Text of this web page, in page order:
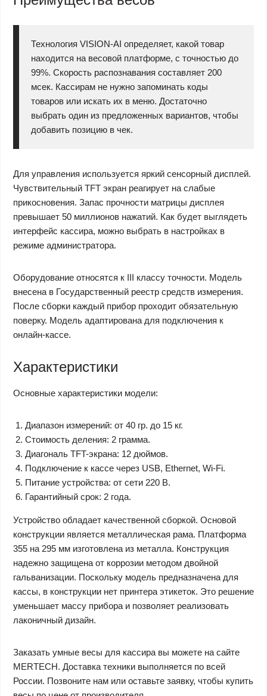
Технология VISION-AI определяет, какой товар
находится на весовой платформе, с точностью до
99%. Скорость распознавания составляет 200
мсек. Кассирам не нужно запоминать коды
товаров или искать их в меню. Достаточно
выбрать один из предложенных вариантов, чтобы
добавить позицию в чек.
Для управления используется яркий сенсорный дисплей.
Чувствительный TFT экран реагирует на слабые
прикосновения. Запас прочности матрицы дисплея
превышает 50 миллионов нажатий. Как будет выглядеть
интерфейс кассира, можно выбрать в настройках в
режиме администратора.
Оборудование относятся к III классу точности. Модель
внесена в Государственный реестр средств измерения.
После сборки каждый прибор проходит обязательную
поверку. Модель адаптирована для подключения к
онлайн-кассе.
Характеристики
Основные характеристики модели:
Диапазон измерений: от 40 гр. до 15 кг.
Стоимость деления: 2 грамма.
Диагональ TFT-экрана: 12 дюймов.
Подключение к кассе через USB, Ethernet, Wi-Fi.
Питание устройства: от сети 220 В.
Гарантийный срок: 2 года.
Устройство обладает качественной сборкой. Основой
конструкции является металлическая рама. Платформа
355 на 295 мм изготовлена из металла. Конструкция
надежно защищена от коррозии методом двойной
гальванизации. Поскольку модель предназначена для
кассы, в конструкции нет принтера этикеток. Это решение
уменьшает массу прибора и позволяет реализовать
лаконичный дизайн.
Заказать умные весы для кассира вы можете на сайте
MERTECH. Доставка техники выполняется по всей
России. Позвоните нам или оставьте заявку, чтобы купить